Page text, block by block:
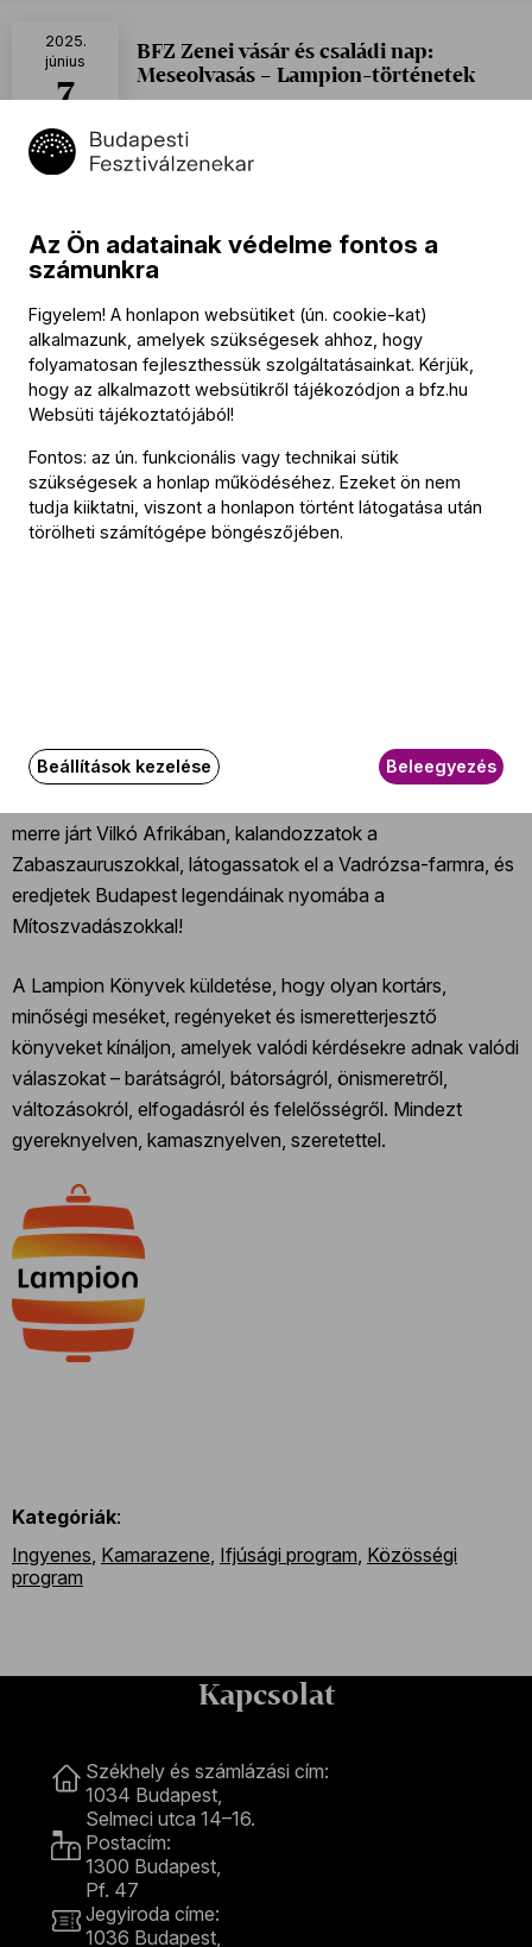
BFZ Zenei vásár és családi nap:
Meseolvasás – Lampion-történetek
Park, Lampion Könyvek mesesátra
2025.
június
7
Naptáramhoz adom Ingyenes
Program
Meseolvasás a Lampion-történetekből
Derítsétek ki, merre járt Vilkó Afrikában, kalandozzatok a
Zabaszauruszokkal, látogassatok el a Vadrózsa-farmra, és
eredjetek Budapest legendáinak nyomába a
Mítoszvadászokkal!
14:30 órától és 15:30 órától felcsendülnek a legendás
merre járt Vilkó Afrikában, kalandozzatok a
Zabaszauruszokkal, látogassatok el a Vadrózsa-farmra, és
eredjetek Budapest legendáinak nyomába a
Mítoszvadászokkal!
A Lampion Könyvek küldetése, hogy olyan kortárs,
minőségi meséket, regényeket és ismeretterjesztő
könyveket kínáljon, amelyek valódi kérdésekre adnak valódi
válaszokat – barátságról, bátorságról, önismeretről,
változásokról, elfogadásról és felelősségről. Mindezt
gyereknyelven, kamasznyelven, szeretettel.
Kategóriák:
Ingyenes, Kamarazene, Ifjúsági program, Közösségi
program
Kapcsolat
Székhely és számlázási cím:
1034 Budapest,
Selmeci utca 14–16.
Postacím:
1300 Budapest,
Pf. 47
Jegyiroda címe:
1036 Budapest,
Az Ön adatainak védelme fontos a
számunkra
Figyelem! A honlapon websütiket (ún. cookie-kat)
alkalmazunk, amelyek szükségesek ahhoz, hogy
folyamatosan fejleszthessük szolgáltatásainkat. Kérjük,
hogy az alkalmazott websütikről tájékozódjon a bfz.hu
Websüti tájékoztatójából!
Fontos: az ún. funkcionális vagy technikai sütik
szükségesek a honlap működéséhez. Ezeket ön nem
tudja kiiktatni, viszont a honlapon történt látogatása után
törölheti számítógépe böngészőjében.
Beállítások kezelése Beleegyezés